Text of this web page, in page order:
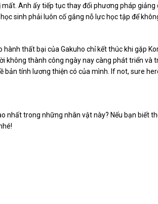
Anh ấy tiếp tục thay đổi phương pháp
sinh phải luôn cố gắng nỗ lực học tập để
hành thất bại của Gakuho chỉ kết thúc khi gặp
không thành công ngày nay càng phát triển và
bản tính lương thiện có của mình. If not, sure
nhất trong những nhân vật này? Nếu bạn biết